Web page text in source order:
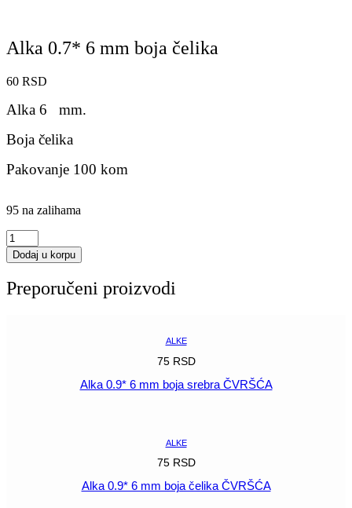
Alka 0.7* 6 mm boja čelika
60 RSD
Alka 6 mm.
Boja čelika
Pakovanje 100 kom
95 na zalihama
Alka
0.7*
6
boja
Dodaj u korpu
Preporučeni proizvodi
ALKE
75 RSD
Alka 0.9* 6 mm boja srebra ČVRŠĆA
ALKE
75 RSD
Alka 0.9* 6 mm boja čelika ČVRŠĆA